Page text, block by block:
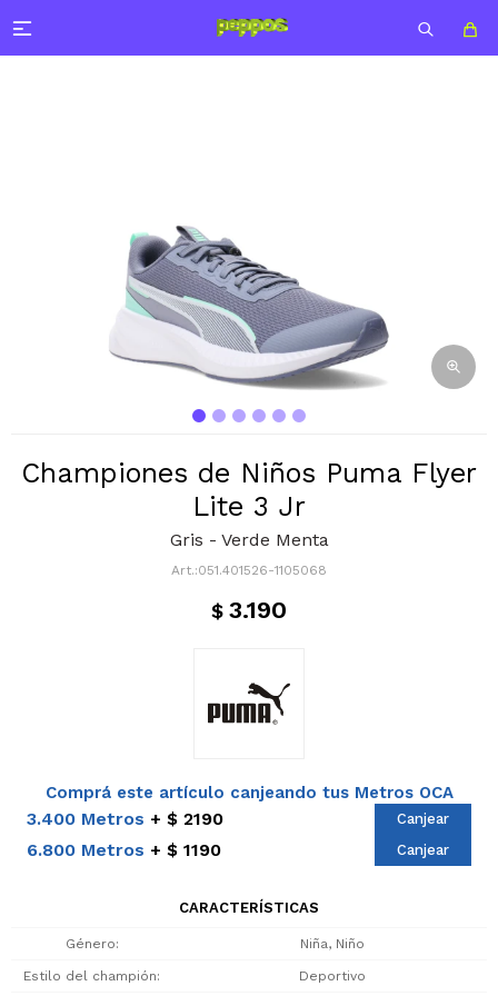

Championes de Niños Puma Flyer
Lite 3 Jr
Gris - Verde Menta
051.401526-1105068
$ 3.190
Comprá este artículo canjeando tus Metros OCA
3.400 Metros $ 2190 Canjear
6.800 Metros $ 1190 Canjear
CARACTERÍSTICAS
Género Niña, Niño
Estilo del champión Deportivo